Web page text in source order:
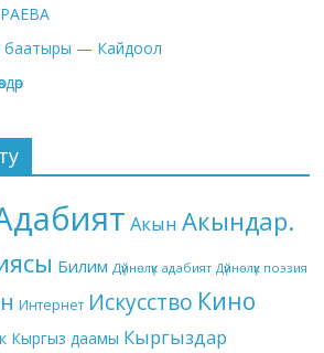
баатыры — Кайдоол
Акын Акындар.
Билим Дүйнөлүк адабият Дүйнөлүк поэзия
Интернет Искусство Кино
Кыргыз даамы Кыргыздар